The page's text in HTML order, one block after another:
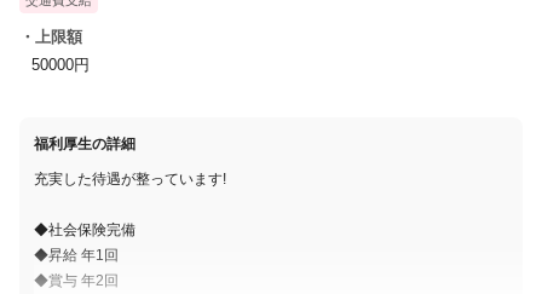
<接客>
受付でお客様をお出迎えし、プライバシーが確保された個室ブー
スで施術を行います。
を対応します。
<お昼休憩>
しっかり1時間の休憩をとり、リフレッシュして後半の仕事に備え
ます。
お弁当を持ってきたり、外へランチに出かけることも♪
・上限額
50000円
福利厚生の詳細
充実した待遇が整っています!
◆社会保険完備
◆昇給 年1回
◆賞与 年2回